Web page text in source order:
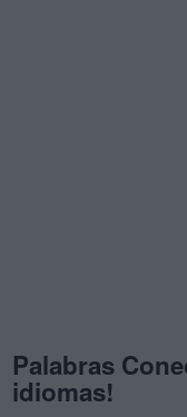
Palabras
idiomas!